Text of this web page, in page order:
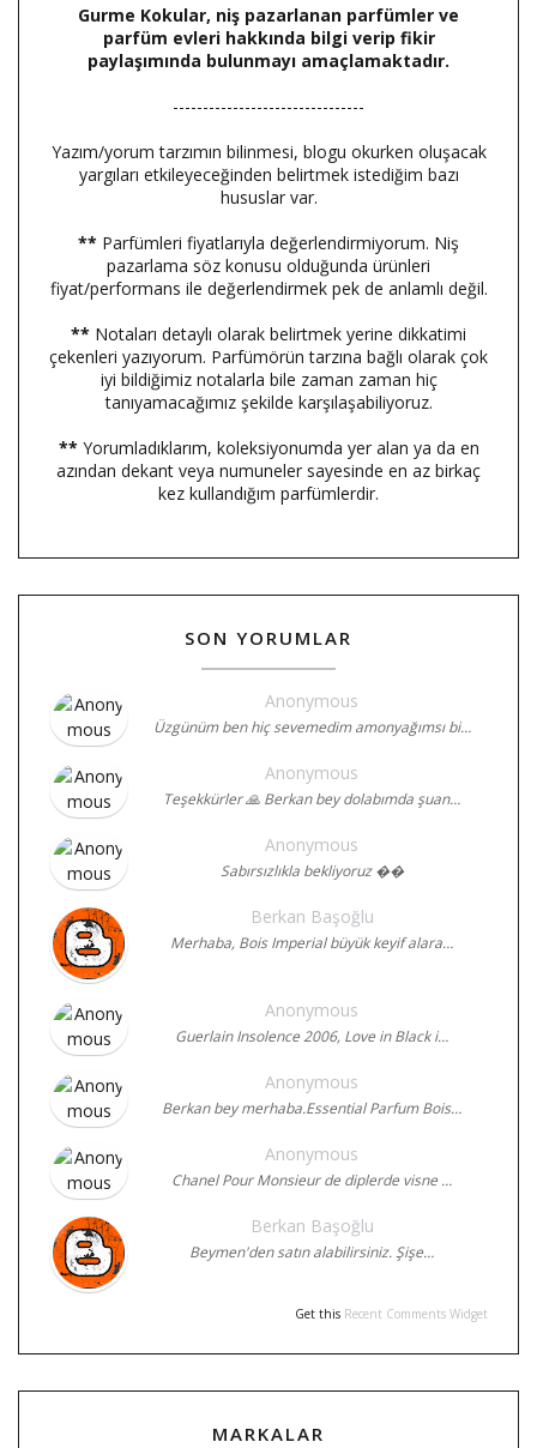
Gurme Kokular, niş pazarlanan parfümler ve
parfüm evleri hakkında bilgi verip fikir
paylaşımında bulunmayı amaçlamaktadır.
--------------------------------
Yazım/yorum tarzımın bilinmesi, blogu okurken oluşacak
yargıları etkileyeceğinden belirtmek istediğim bazı
hususlar var.
** Parfümleri fiyatlarıyla değerlendirmiyorum. Niş
pazarlama söz konusu olduğunda ürünleri
fiyat/performans ile değerlendirmek pek de anlamlı değil.
** Notaları detaylı olarak belirtmek yerine dikkatimi
çekenleri yazıyorum. Parfümörün tarzına bağlı olarak çok
iyi bildiğimiz notalarla bile zaman zaman hiç
tanıyamacağımız şekilde karşılaşabiliyoruz.
** Yorumladıklarım, koleksiyonumda yer alan ya da en
azından dekant veya numuneler sayesinde en az birkaç
kez kullandığım parfümlerdir.
SON YORUMLAR
Anonymous
Üzgünüm ben hiç sevemedim amonyağımsı bi…
Anonymous
Teşekkürler 🙏 Berkan bey dolabımda şuan…
Anonymous
Sabırsızlıkla bekliyoruz ��
Berkan Başoğlu
Merhaba, Bois Imperial büyük keyif alara…
Anonymous
Guerlain Insolence 2006, Love in Black i…
Anonymous
Berkan bey merhaba.Essential Parfum Bois…
Anonymous
Chanel Pour Monsieur de diplerde visne …
Berkan Başoğlu
Beymen'den satın alabilirsiniz. Şişe…
Get this Recent Comments Widget
MARKALAR